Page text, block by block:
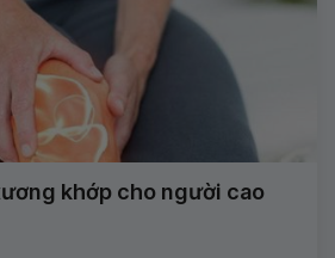
khớp cho người cao